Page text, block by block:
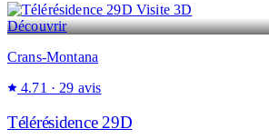
Visite 3D
Découvrir
Crans-Montana
4.71 · 29 avis
Télérésidence 29D